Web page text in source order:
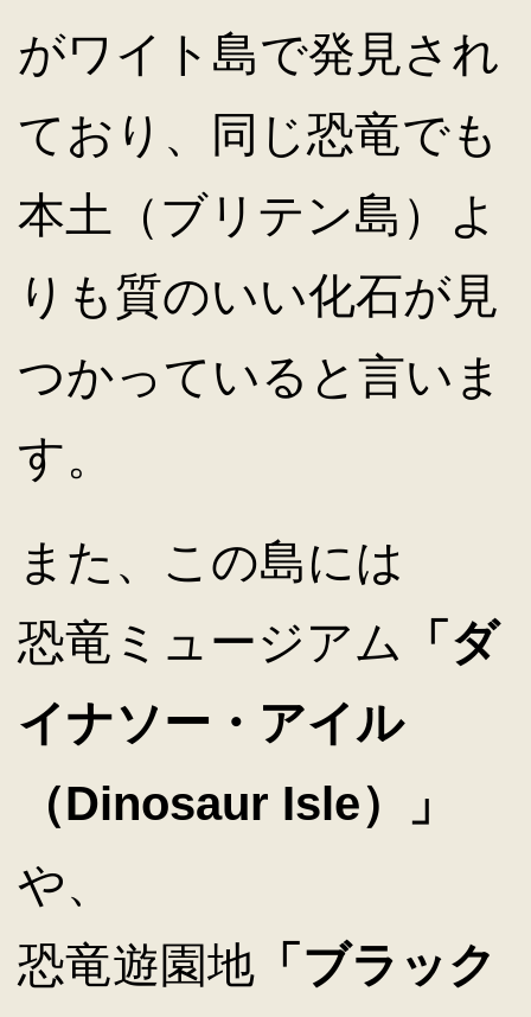
がワイト島で発見され
ており、同じ恐竜でも
本土（ブリテン島）よ
りも質のいい化石が見
つかっていると言いま
す。
また、この島には
恐竜ミュージアム
「ダ
イナソー・アイル
（Dinosaur Isle）」
や、
恐竜遊園地 「ブラック